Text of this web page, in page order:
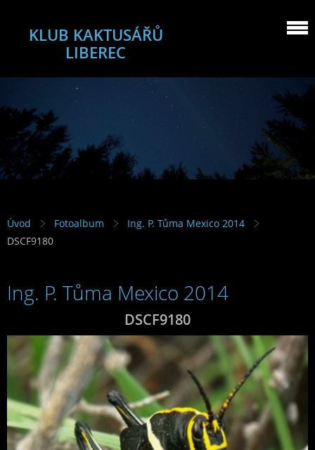
KLUB KAKTUSÁŘŮ
LIBEREC
Úvod Fotoalbum
Ing. P. Tůma Mexico 2014
DSCF9180
Ing. P. Tůma Mexico 2014
DSCF9180